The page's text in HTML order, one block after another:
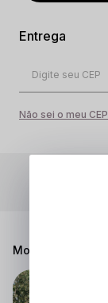
Não sei o meu CEP
Modelo Veste